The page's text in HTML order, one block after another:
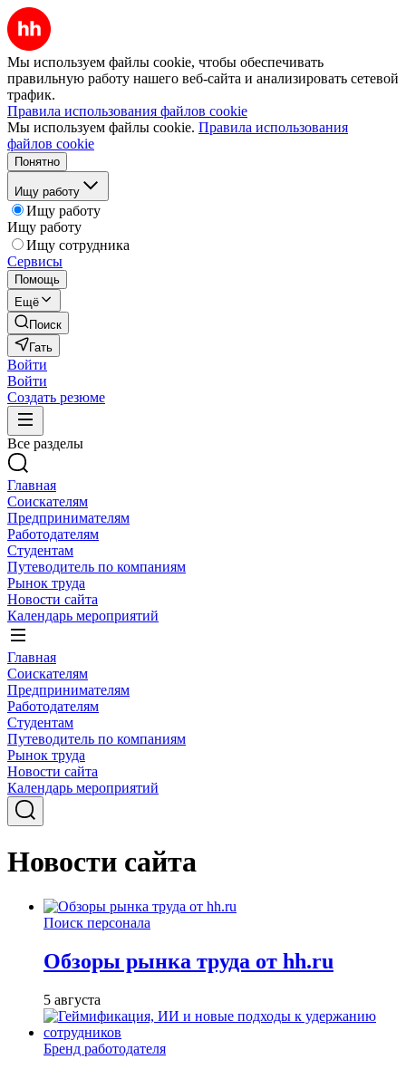
Мы используем файлы cookie, чтобы обеспечивать
правильную работу нашего веб-сайта и анализировать сетевой
трафик.
Правила использования файлов cookie
Мы используем файлы cookie. Правила использования
файлов cookie
Понятно
Ищу работу
Ищу работу
Ищу работу
Ищу сотрудника
Сервисы
Помощь
Ещё
Поиск
Гать
Войти
Войти
Создать резюме
Все разделы
Главная
Соискателям
Предпринимателям
Работодателям
Студентам
Путеводитель по компаниям
Рынок труда
Новости сайта
Календарь мероприятий
Главная
Соискателям
Предпринимателям
Работодателям
Студентам
Путеводитель по компаниям
Рынок труда
Новости сайта
Календарь мероприятий
Новости сайта
Поиск персонала
Обзоры рынка труда от hh.ru
5 августа
Бренд работодателя